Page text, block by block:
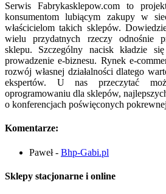
Serwis Fabrykasklepow.com to
konsumentom lubiącym zakupy w
właścicielom takich sklepów.
wielu przydatnych rzeczy odnośnie
sklepu. Szczególny nacisk kładzie
prowadzenie e-biznesu. Rynek e-
rozwój własnej działalności dlatego
ekspertów. U nas przeczytać
oprogramowaniu dla sklepów,
o konferencjach poświęconych
Komentarze:
Paweł- Bhp-Gabi.pl
Sklepy stacjonarne i online